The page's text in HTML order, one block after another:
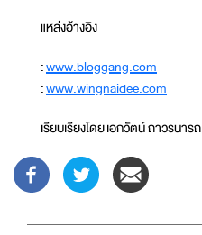
แหล่งอ้างอิง
:www.bloggang.com
:www.wingnaidee.com
เรียบเรียงโดย เอกวัตน์ ถาวรนารถ